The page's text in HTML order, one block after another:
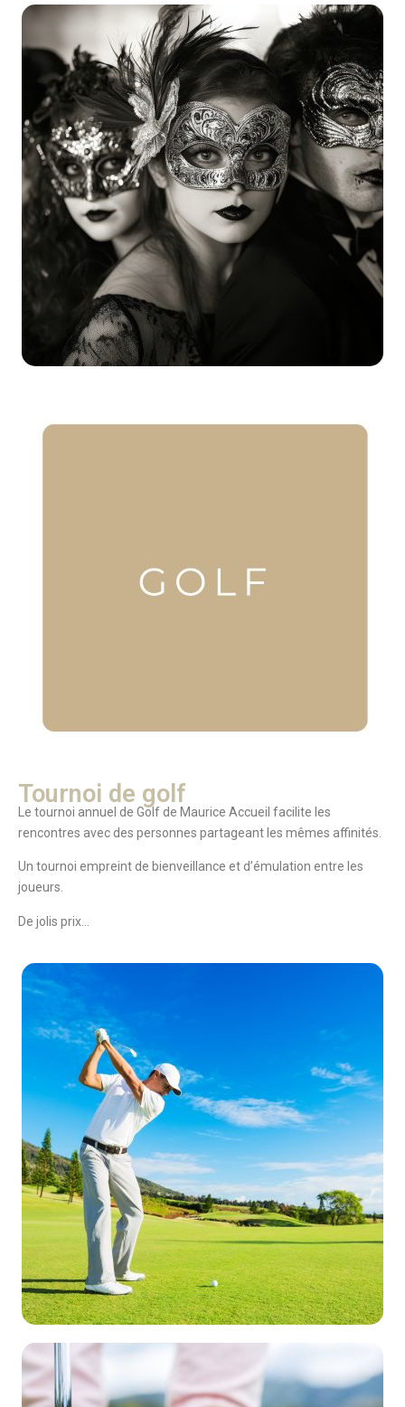
Tournoi de golf
Le tournoi annuel de Golf de Maurice Accueil facilite les
rencontres avec des personnes partageant les mêmes affinités.
Un tournoi empreint de bienveillance et d’émulation entre les
joueurs.
De jolis prix…